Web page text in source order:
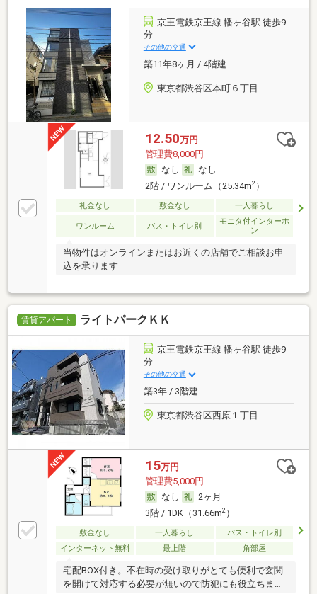
京王電鉄京王線 幡ヶ谷駅 徒歩9
分
その他の交通
築11年8ヶ月 / 4階建
東京都渋谷区本町６丁目
12.50万円
管理費8,000円
なし
なし
2階 / ワンルーム（25.34m2）
礼金なし 敷金なし 一人暮らし
ワンルーム バス・トイレ別
モニタ付インターホ
ン
当物件はオンラインまたはお近くの店舗でご相談お申
込を承ります
賃貸アパート ライトパークＫＫ
京王電鉄京王線 幡ヶ谷駅 徒歩9
分
その他の交通
築3年 / 3階建
東京都渋谷区西原１丁目
15万円
管理費5,000円
なし
2ヶ月
3階 / 1DK（31.66m2）
敷金なし 一人暮らし
バス・トイレ別
インターネット無料
最上階 角部屋
宅配BOX付き。不在時の受け取りがとても便利で玄関
を開けて対応する必要が無いので防犯にも役立ちま